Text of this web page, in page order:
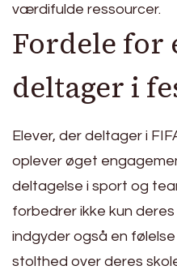
værdifulde ressourcer.
Fordele for
deltager i
Elever, der deltager i
oplever øget
deltagelse i sport og
forbedrer ikke kun
indgyder også en
stolthed over deres